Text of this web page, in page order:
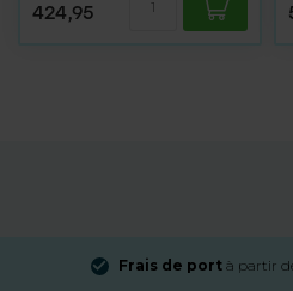
424,95
Frais de portà partir